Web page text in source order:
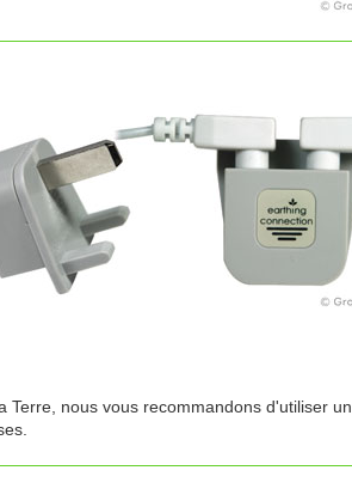
nous vous recommandons d'utiliser un